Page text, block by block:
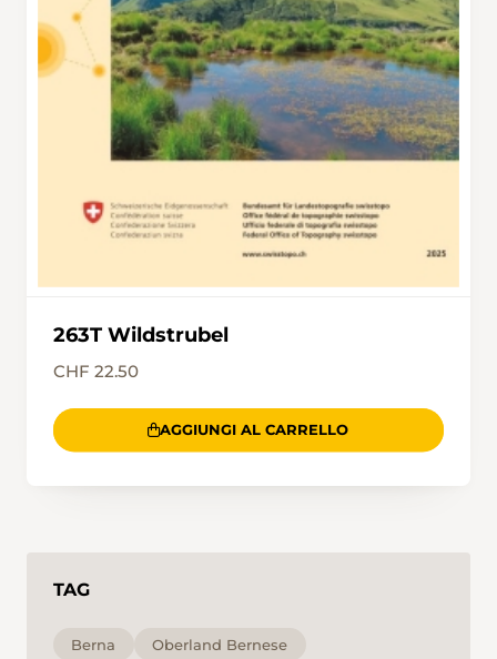
263T Wildstrubel
CHF 22.50
AGGIUNGI AL CARRELLO
TAG
Berna
Oberland Bernese